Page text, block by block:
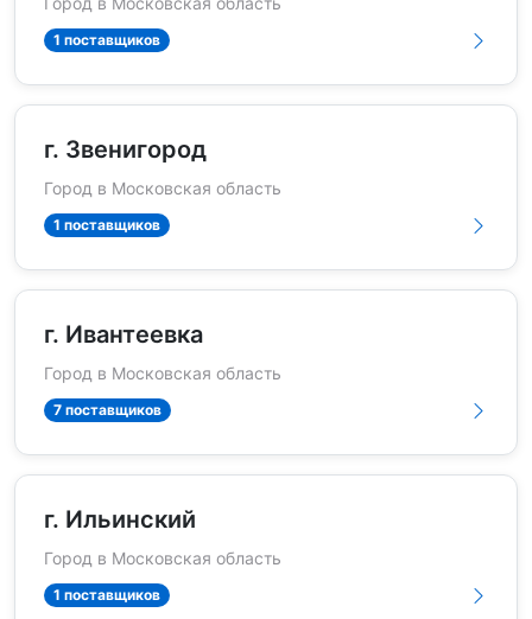
1 поставщиков
г. Звенигород
Город в Московская область
1 поставщиков
г. Ивантеевка
Город в Московская область
7 поставщиков
г. Ильинский
Город в Московская область
1 поставщиков